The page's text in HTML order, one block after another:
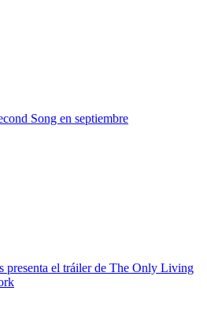
Song en septiembre
presenta el tráiler de The Only Living